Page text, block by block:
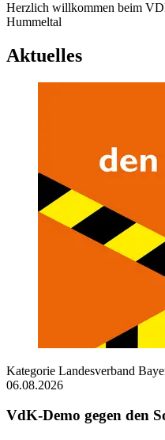
Herzlich willkommen beim
Hummeltal
Aktuelles
Kategorie Landesverband
06.08.2026
VdK-Demo gegen den